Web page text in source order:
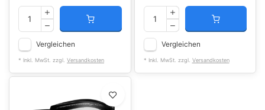
Vergleichen
* Inkl. MwSt. zzgl. Versandkosten
Vergleichen
* Inkl. MwSt. zzgl. Versandkosten